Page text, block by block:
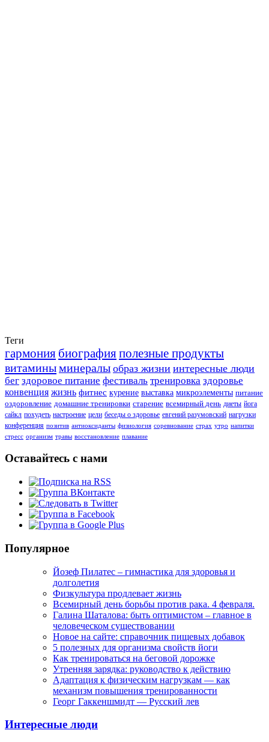
Теги
гармония биографияполезные продукты
витаминыминералы образ жизни интересные люди
бег здоровое питание фестиваль тренировка здоровье
конвенция жизнь фитнес курение выставка микроэлементы питание
оздоровление домашние тренировки старение всемирный день диеты йога
сайкл похудеть настроение цели беседы о здоровье евгений разумовский нагрузки
конференция позитив антиоксиданты физиология соревнование страх утро напитки
стресс организм травы восстановление плавание
Оставайтесь с нами
Популярное
Йозеф Пилатес – гимнастика для здоровья и
долголетия
Физкультура продлевает жизнь
Всемирный день борьбы против рака. 4 февраля.
Галина Шаталова: быть оптимистом – главное в
человеческом существовании
Новое на сайте: справочник пищевых добавок
5 полезных для организма свойств йоги
Как тренироваться на беговой дорожке
Утренняя зарядка: руководство к действию
Адаптация к физическим нагрузкам — как
механизм повышения тренированности
Георг Гаккеншмидт — Русский лев
Интересные люди